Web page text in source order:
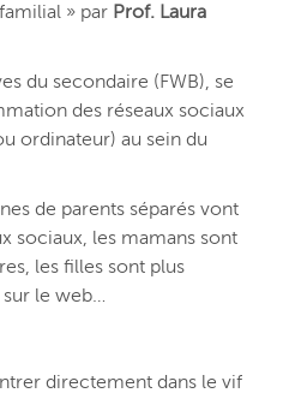
» par Prof. Laura
du secondaire (FWB), se
des réseaux sociaux
ordinateur) au sein du
de parents séparés vont
sociaux, les mamans sont
les filles sont plus
sur le web…
directement dans le vif